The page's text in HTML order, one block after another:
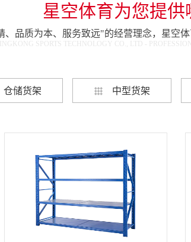
星空体育为您提供
、品质为本、服务致远"的经营理念，星空
SPORTS TECHNOLOGY CO., LTD -
仓储货架 中型货架